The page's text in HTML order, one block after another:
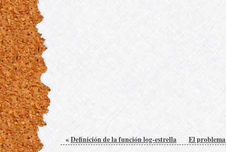
«Definición de la función log-estrella El